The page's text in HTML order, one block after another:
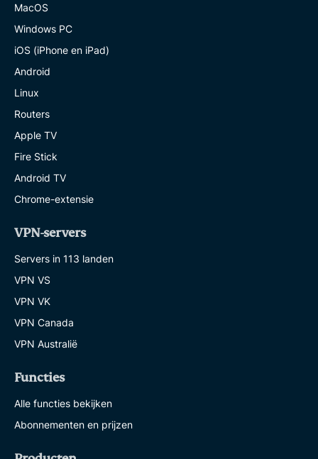
MacOS
Windows PC
iOS (iPhone en iPad)
Android
Linux
Routers
Apple TV
Fire Stick
Android TV
Chrome-extensie
VPN-servers
Servers in 113 landen
VPN VS
VPN VK
VPN Canada
VPN Australië
Functies
Alle functies bekijken
Abonnementen en prijzen